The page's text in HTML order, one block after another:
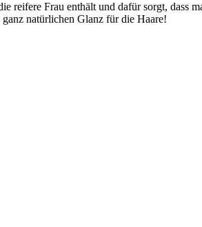
Frau enthält und dafür sorgt, dass
natürlichen Glanz für die Haare!